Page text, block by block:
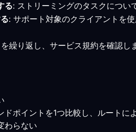
る: ストリーミングのタスクについ
: サポート対象のクライアントを
繰り返し、サービス規約を確認
ドポイントを1つ比較し、ルート
わらない